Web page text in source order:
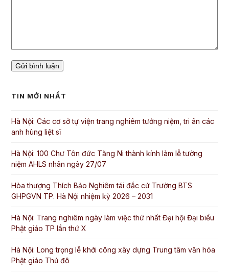
TIN MỚI NHẤT
Hà Nội: Các cơ sở tự viện trang nghiêm tưởng niệm, tri ân các
anh hùng liệt sĩ
Hà Nội: 100 Chư Tôn đức Tăng Ni thành kính làm lễ tưởng
niệm AHLS nhân ngày 27/07
Hòa thượng Thích Bảo Nghiêm tái đắc cử Trưởng BTS
GHPGVN TP. Hà Nội nhiệm kỳ 2026 – 2031
Hà Nội: Trang nghiêm ngày làm việc thứ nhất Đại hội Đại biểu
Phật giáo TP lần thứ X
Hà Nội: Long trọng lễ khởi công xây dựng Trung tâm văn hóa
Phật giáo Thủ đô